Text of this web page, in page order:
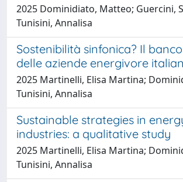
2025 Dominidiato, Matteo; Guercini,
Tunisini, Annalisa
Sostenibilità sinfonica? Il
delle aziende energivore
2025 Martinelli, Elisa Martina;
Tunisini, Annalisa
Sustainable strategies in
industries: a qualitative study
2025 Martinelli, Elisa Martina;
Tunisini, Annalisa